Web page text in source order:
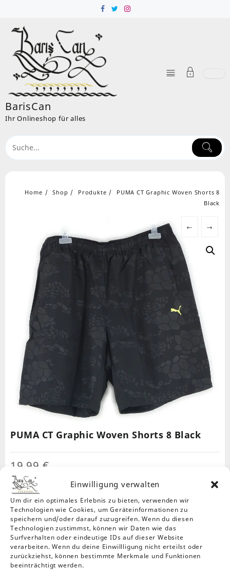
Einwilligung verwalten
Um dir ein optimales Erlebnis zu bieten, verwenden wir
Technologien wie Cookies, um Geräteinformationen zu
speichern und/oder darauf zuzugreifen. Wenn du diesen
Technologien zustimmst, können wir Daten wie das
Surfverhalten oder eindeutige IDs auf dieser Website
verarbeiten. Wenn du deine Einwillligung nicht erteilst oder
zurückziehst, können bestimmte Merkmale und Funktionen
beeinträchtigt werden.
content
BarisCan
Ihr Onlineshop für alles
Home Shop Produkte
PUMA CT Graphic Woven Shorts 8
Black
← →
PUMA CT Graphic Woven Shorts 8 Black
19,99 €
PUMA CT Graphic Woven Shorts 8 Black
Größe
XL XXL